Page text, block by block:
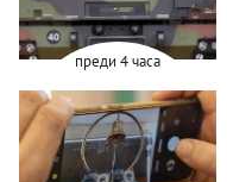
преди 4 часа